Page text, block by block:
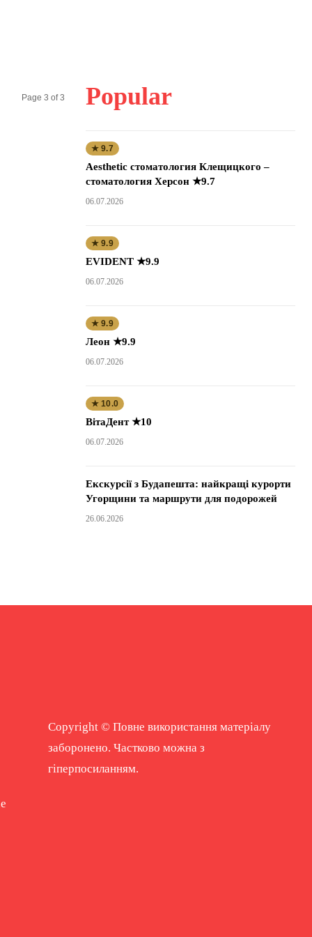
Page 3 of 3 Popular
★ 9.7
Aesthetic стоматология Клещицкого –
стоматология Херсон ★9.7
06.07.2026
★ 9.9
EVIDENT ★9.9
06.07.2026
★ 9.9
Леон ★9.9
06.07.2026
★ 10.0
ВітаДент ★10
06.07.2026
Екскурсії з Будапешта: найкращі курорти
Угорщини та маршрути для подорожей
26.06.2026
Copyright © Повне використання матеріалу
заборонено. Частково можна з
гіперпосиланням.